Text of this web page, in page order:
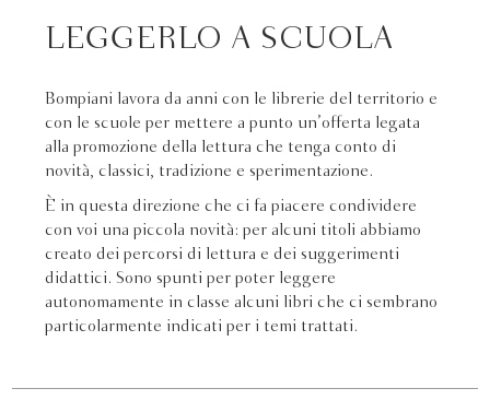
LEGGERLO A SCUOLA
Bompiani lavora da anni con le librerie del territorio e
con le scuole per mettere a punto un’offerta legata
alla promozione della lettura che tenga conto di
novità, classici, tradizione e sperimentazione.
È in questa direzione che ci fa piacere condividere
con voi una piccola novità: per alcuni titoli abbiamo
creato dei percorsi di lettura e dei suggerimenti
didattici. Sono spunti per poter leggere
autonomamente in classe alcuni libri che ci sembrano
particolarmente indicati per i temi trattati.